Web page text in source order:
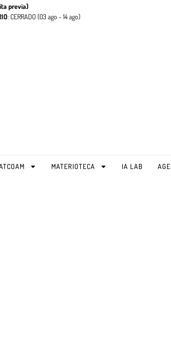
previa)
: CERRADO (03 ago - 14 ago)
MATERIOTECA IA LAB